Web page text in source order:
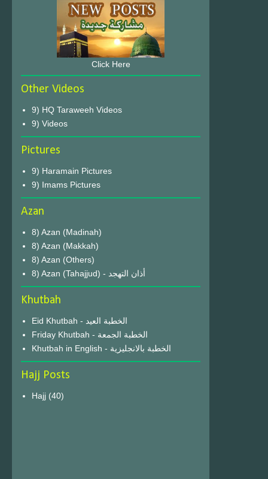
Click Here
Other Videos
9) HQ Taraweeh Videos
9) Videos
Pictures
9) Haramain Pictures
9) Imams Pictures
Azan
8) Azan (Madinah)
8) Azan (Makkah)
8) Azan (Others)
8) Azan (Tahajjud) - أذان التهجد
Khutbah
Eid Khutbah - الخطبة العيد
Friday Khutbah - الخطبة الجمعة
Khutbah in English - الخطبة بالانجليزية
Hajj Posts
Hajj (40)